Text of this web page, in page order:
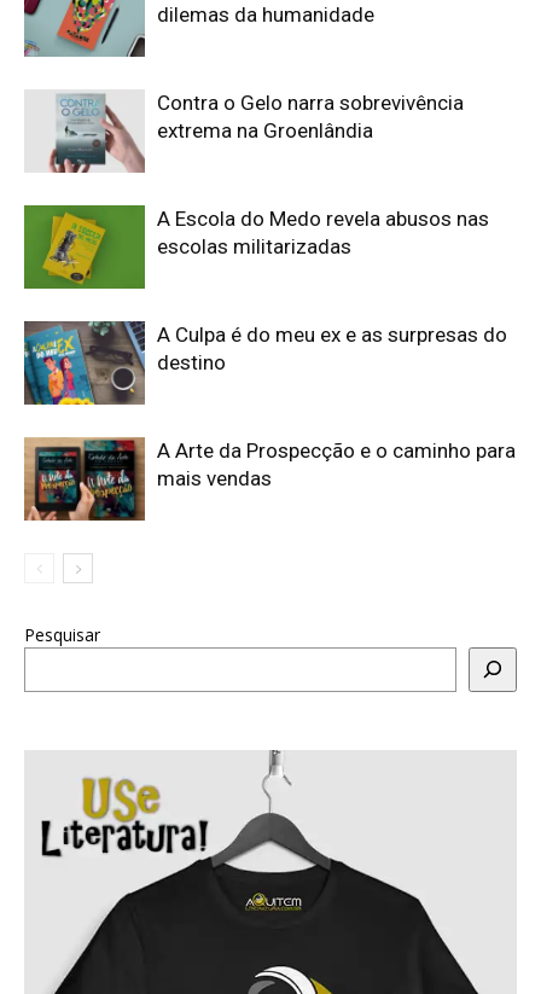
dilemas da humanidade
Contra o Gelo narra sobrevivência
extrema na Groenlândia
A Escola do Medo revela abusos nas
escolas militarizadas
A Culpa é do meu ex e as surpresas do
destino
A Arte da Prospecção e o caminho para
mais vendas
Pesquisar